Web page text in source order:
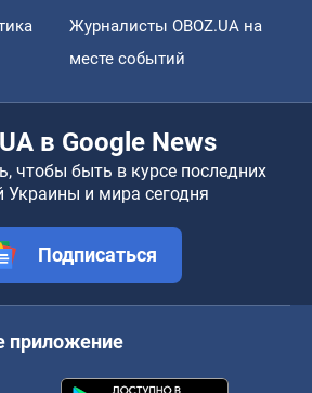
Журналисты OBOZ.UA на
месте событий
в Google News
чтобы быть в курсе последних
Украины и мира сегодня
Подписаться
приложение